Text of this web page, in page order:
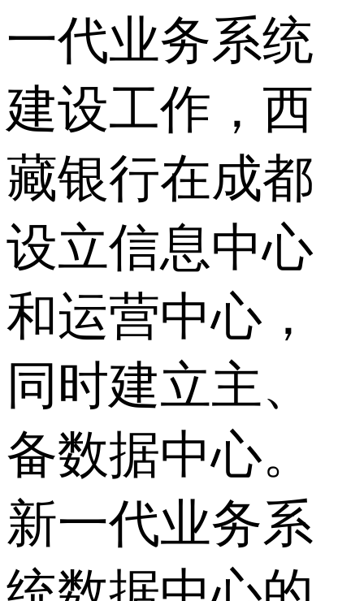
一代业务系统
建设工作，西
藏银行在成都
设立信息中心
和运营中心，
同时建立主、
备数据中心。
新一代业务系